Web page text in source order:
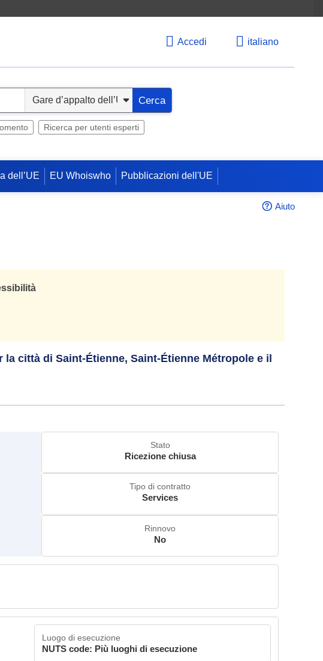
Accedi italiano
Cerca
Ricerca per utenti esperti
dell’UE EU Whoiswho Pubblicazioni dell'UE
Aiuto
città di Saint-Étienne, Saint-Étienne Métropole e il
Stato
Ricezione chiusa
Tipo di contratto
Services
Rinnovo
No
Luogo di esecuzione
NUTS code: Più luoghi di esecuzione